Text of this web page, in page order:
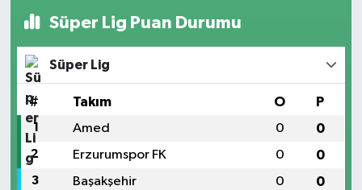
Süper Lig Puan Durumu
Süper Lig
# Takım O P
1 Amed 0 0
2 Erzurumspor FK 0 0
3 Başakşehir 0 0